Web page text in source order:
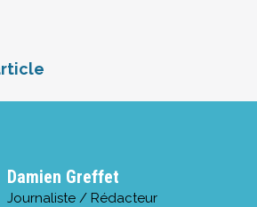
Damien Greffet
Journaliste / Rédacteur